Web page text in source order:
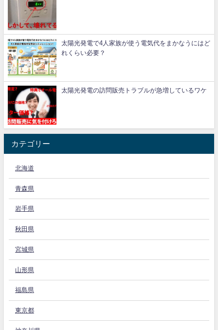
太陽光発電で4人家族が使う電気代をまかなうにはど
れくらい必要？
太陽光発電の訪問販売トラブルが急増しているワケ
カテゴリー
北海道
青森県
岩手県
秋田県
宮城県
山形県
福島県
東京都